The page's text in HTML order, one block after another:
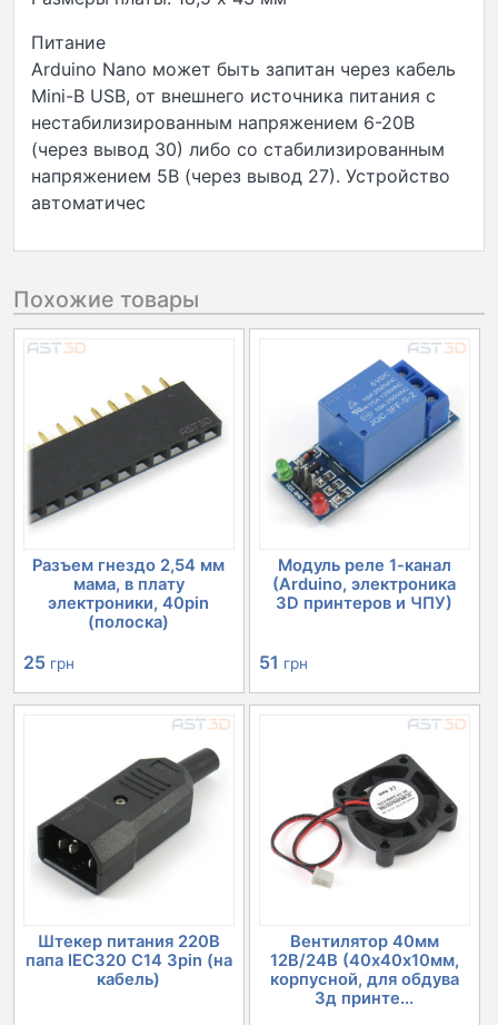
Питание
Arduino Nano может быть запитан через кабель
Mini-B USB, от внешнего источника питания с
нестабилизированным напряжением 6-20В
(через вывод 30) либо со стабилизированным
напряжением 5В (через вывод 27). Устройство
автоматичес
Похожие товары
Разъем гнездо 2,54 мм
мама, в плату
электроники, 40pin
(полоска)
25 грн
Модуль реле 1-канал
(Arduino, электроника
3D принтеров и ЧПУ)
51 грн
Штекер питания 220В
папа IEC320 C14 3pin (на
кабель)
Вентилятор 40мм
12В/24В (40х40х10мм,
корпусной, для обдува
3д принте...